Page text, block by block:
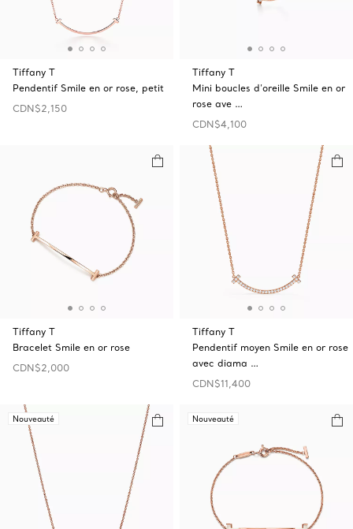
Tiffany T
Pendentif Smile en or rose, petit
CDN$2,150
Tiffany T
Mini boucles d’oreille Smile en or
rose ave …
CDN$4,100
Tiffany T
Bracelet Smile en or rose
CDN$2,000
Tiffany T
Pendentif moyen Smile en or rose
avec diama …
CDN$11,400
Nouveauté Nouveauté